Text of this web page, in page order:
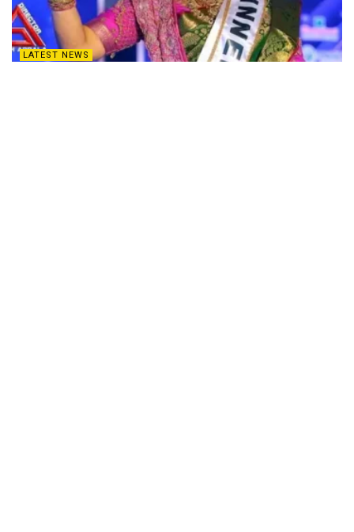
LATEST NEWS